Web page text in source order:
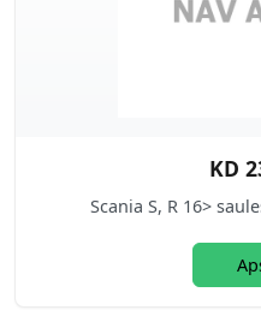
KD
Scania S, R 16>